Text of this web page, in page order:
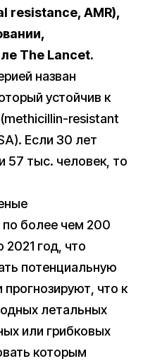
resistance, AMR),
The Lancet.
назван
устойчив к
resistant
Если 30 лет
57 тыс. человек, то
по более чем 200
2021 год, что
потенциальную
что к
летальных
или грибковых
которым